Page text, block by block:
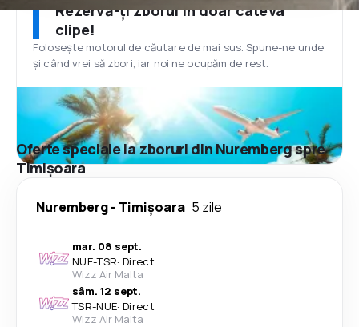
Rezervă-ți zborul în doar câteva
clipe!
Folosește motorul de căutare de mai sus. Spune-ne unde
și când vrei să zbori, iar noi ne ocupăm de rest.
Oferte speciale la zboruri din Nuremberg spre
Timișoara
Nuremberg- Timișoara 5 zile
mar. 08 sept.
NUE-TSR· Direct
Wizz Air Malta
sâm. 12 sept.
TSR-NUE· Direct
Wizz Air Malta